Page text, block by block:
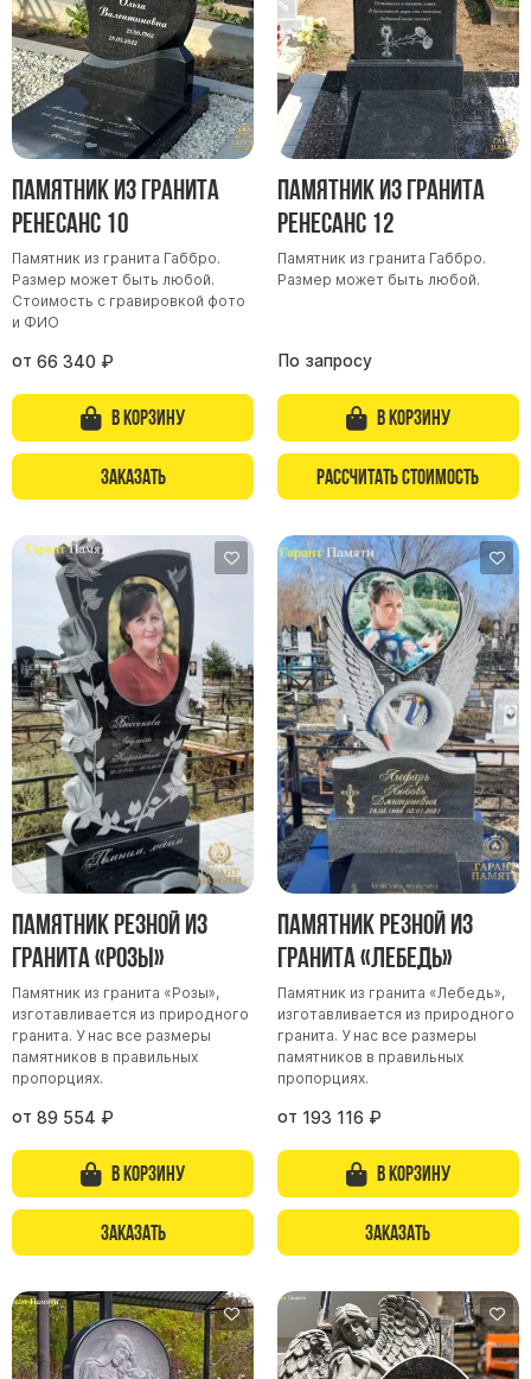
Барельефы
Кресты
Голуби
Распятие
Скорбящие
Цветы
Памятник из гранита
Ренесанс 10
Памятник из гранита Габбро.
Размер может быть любой.
Стоимость с гравировкой фото
и ФИО
от 66 340 ₽
В корзину
Заказать
Памятник из гранита
Ренесанс 12
Памятник из гранита Габбро.
Размер может быть любой.
По запросу
В корзину
Рассчитать стоимость
Памятник резной из
гранита «Розы»
Памятник из гранита «Розы»,
изготавливается из природного
гранита. У нас все размеры
памятников в правильных
пропорциях.
от 89 554 ₽
В корзину
Заказать
Памятник резной из
гранита «Лебедь»
Памятник из гранита «Лебедь»,
изготавливается из природного
гранита. У нас все размеры
памятников в правильных
пропорциях.
от 193 116 ₽
В корзину
Заказать